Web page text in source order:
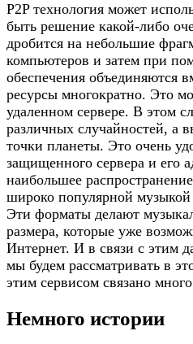
P2P технология может
быть решение какой-либо
дробится на небольшие
компьютеров и затем при
обеспечения объединяются
ресурсы многократно. Это
удаленном сервере. В этом
различных случайностей, а
точки планеты. Это очень
защищенного сервера и его
наибольшее
широко популярной
Эти форматы делают
размера, которые уже
Интернет. И в связи с этим
мы будем рассматривать в
этим сервисом связано
Немного истории